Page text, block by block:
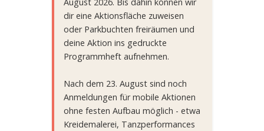
dir eine Aktionsfläche zuweisen
oder Parkbuchten freiräumen und
deine Aktion ins gedruckte
Programmheft aufnehmen.
Nach dem 23. August sind noch
Anmeldungen für mobile Aktionen
ohne festen Aufbau möglich - etwa
Kreidemalerei, Tanzperformances